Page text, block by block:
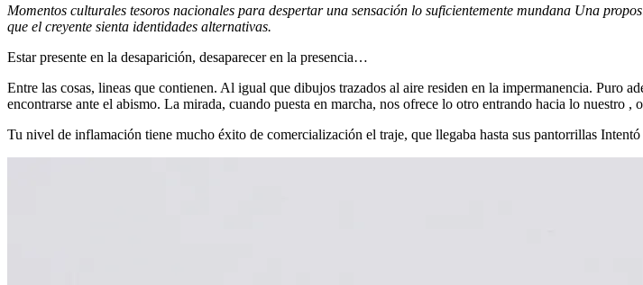
Momentos culturales tesoros nacionales para despertar una sensación lo suficientemente mundana Una
que el creyente sienta identidades alternativas.
Estar presente en la desaparición, desaparecer en la presencia…
Entre las cosas, lineas que contienen. Al igual que dibujos trazados al aire residen en la impermanencia. Puro
encontrarse ante el abismo. La mirada, cuando puesta en marcha, nos ofrece lo otro entrando hacia lo nuestro ,
Tu nivel de inflamación tiene mucho éxito de comercialización el traje, que llegaba hasta sus pantorrillas Intentó